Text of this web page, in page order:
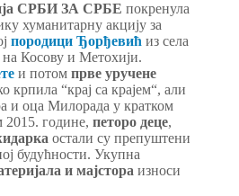
СРБИ ЗА СРБЕ покренула
хуманитарну акцију за
породици Ђорђевић из села
Косову и Метохији.
и потом прве уручене
крпила “крај са крајем“, али
и оца Милорада у кратком
2015. године, петоро деце,
остали су препуштени
будућности. Укупна
и мајстора износи